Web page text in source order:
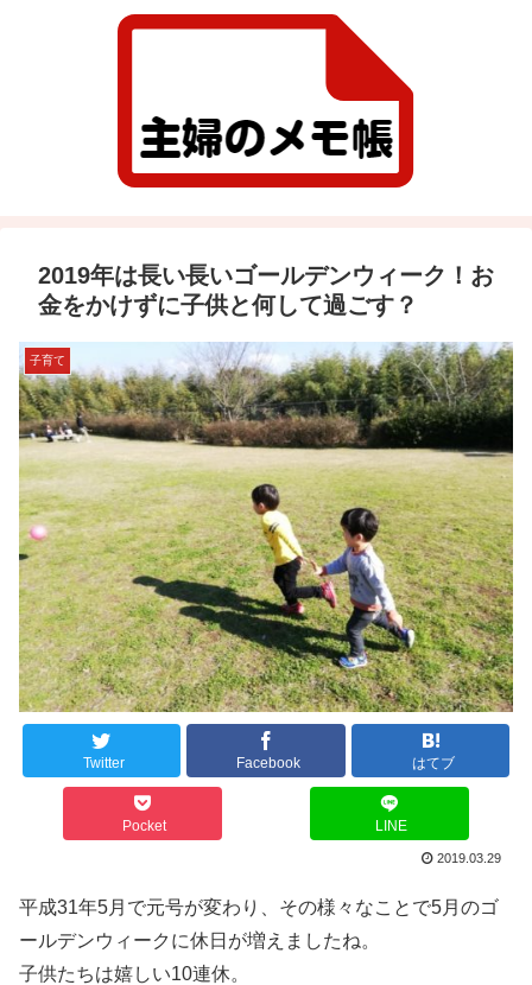
2019年は長い長いゴールデンウィーク！お
金をかけずに子供と何して過ごす？
子育て
Twitter Facebook はてブ
Pocket LINE
2019.03.29
平成31年5月で元号が変わり、その様々なことで5月のゴ
ールデンウィークに休日が増えましたね。
子供たちは嬉しい10連休。